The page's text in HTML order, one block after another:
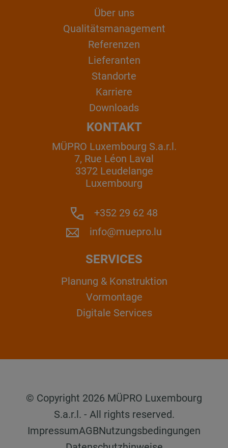
Über uns
Qualitätsmanagement
Referenzen
Lieferanten
Standorte
Karriere
Downloads
KONTAKT
MÜPRO Luxembourg S.a.r.l.
7, Rue Léon Laval
3372 Leudelange
Luxembourg
+352 29 62 48
info@muepro.lu
SERVICES
Planung & Konstruktion
Vormontage
Digitale Services
© Copyright 2026 MÜPRO Luxembourg
S.a.r.l. - All rights reserved.
ImpressumAGBNutzungsbedingungen